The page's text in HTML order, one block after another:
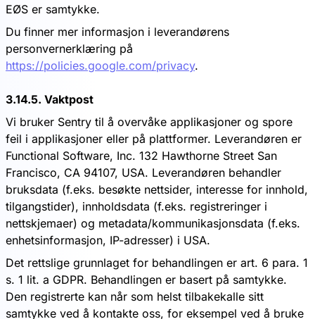
EØS er samtykke.
Du finner mer informasjon i leverandørens
personvernerklæring på
https://policies.google.com/privacy.
3.14.5. Vaktpost
Vi bruker Sentry til å overvåke applikasjoner og spore
feil i applikasjoner eller på plattformer. Leverandøren er
Functional Software, Inc. 132 Hawthorne Street San
Francisco, CA 94107, USA. Leverandøren behandler
bruksdata (f.eks. besøkte nettsider, interesse for innhold,
tilgangstider), innholdsdata (f.eks. registreringer i
nettskjemaer) og metadata/kommunikasjonsdata (f.eks.
enhetsinformasjon, IP-adresser) i USA.
Det rettslige grunnlaget for behandlingen er art. 6 para. 1
s. 1 lit. a GDPR. Behandlingen er basert på samtykke.
Den registrerte kan når som helst tilbakekalle sitt
samtykke ved å kontakte oss, for eksempel ved å bruke